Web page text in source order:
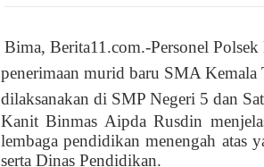
Bima, Berita11.com.-Personel
penerimaan murid baru SMA Kemala
dilaksanakan di SMP Negeri 5 dan
Kanit Binmas Aipda Rusdin
lembaga pendidikan menengah
serta Dinas Pendidikan.